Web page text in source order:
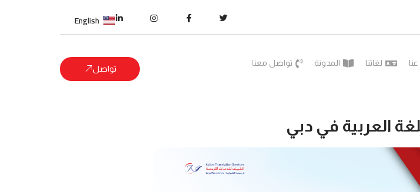
English
لغاتنا المدونة تواصل معنا
تواصل
العربية في دبي